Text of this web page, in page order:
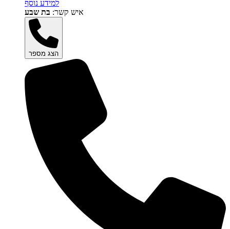
למידע נוסף
איש קשר: בת שבע
הצג מספר